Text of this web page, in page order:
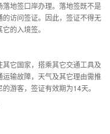
落地签口岸办理。落地签既不是
的访问签证。因此，签证不得无
的入境签。
它国家，搭乘其它交通工具及
运输故障，天气及其它理由需推
游客，签证有效期为14天。